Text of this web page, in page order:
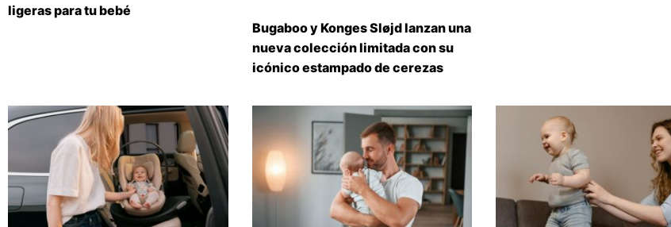
ligeras para tu bebé
Bugaboo y Konges Sløjd lanzan una
nueva colección limitada con su
icónico estampado de cerezas